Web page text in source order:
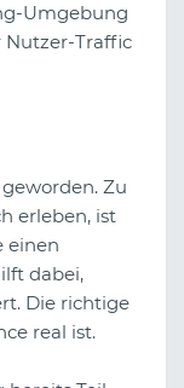
Umgebung
Traffic
Zu
erleben, ist
einen
dabei,
Die richtige
real ist.